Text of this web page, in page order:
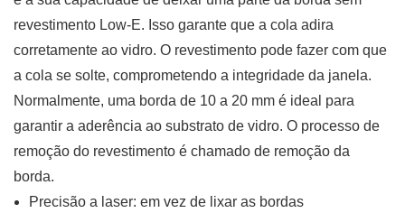
revestimento Low-E. Isso garante que a cola adira
corretamente ao vidro. O revestimento pode fazer com que
a cola se solte, comprometendo a integridade da janela.
Normalmente, uma borda de 10 a 20 mm é ideal para
garantir a aderência ao substrato de vidro. O processo de
remoção do revestimento é chamado de remoção da
borda.
Precisão a laser: em vez de lixar as bordas